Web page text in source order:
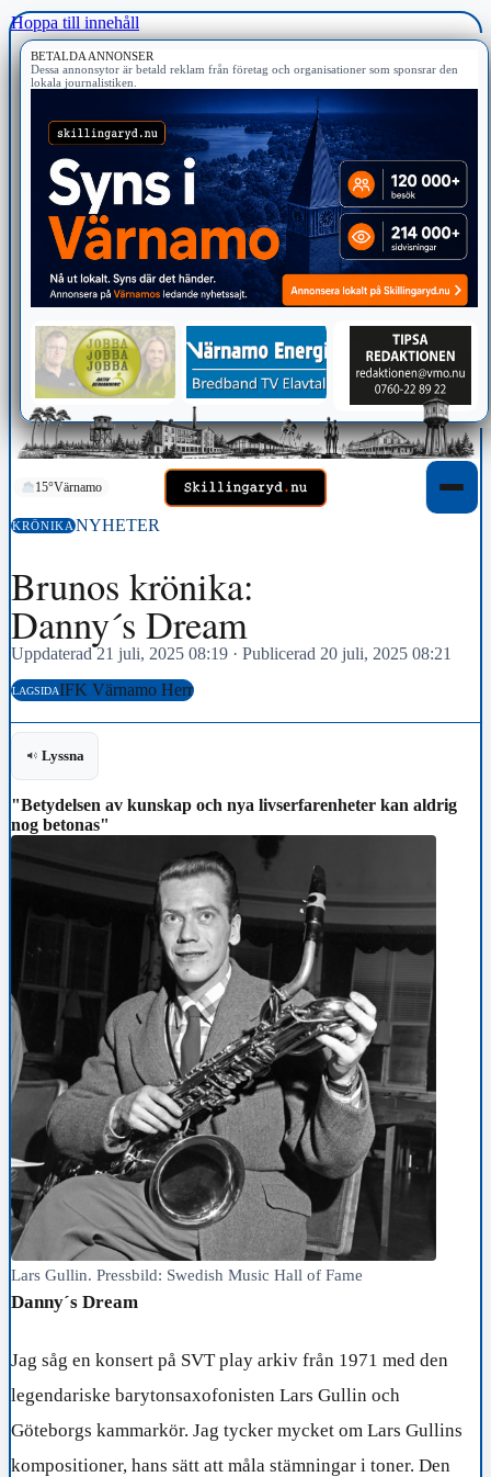
Hoppa till innehåll
BETALDA ANNONSER
Dessa annonsytor är betald reklam från företag och organisationer som sponsrar den
lokala journalistiken.
15°Värnamo
KRÖNIKANYHETER
Brunos krönika:
Danny´s Dream
Uppdaterad 21 juli, 2025 08:19 · Publicerad 20 juli, 2025 08:21
LAGSIDAIFK Värnamo Herr
Lyssna
"Betydelsen av kunskap och nya livserfarenheter kan aldrig
nog betonas"
Lars Gullin. Pressbild: Swedish Music Hall of Fame
Danny´s Dream
Jag såg en konsert på SVT play arkiv från 1971 med den
legendariske barytonsaxofonisten Lars Gullin och
Göteborgs kammarkör. Jag tycker mycket om Lars Gullins
kompositioner, hans sätt att måla stämningar i toner. Den